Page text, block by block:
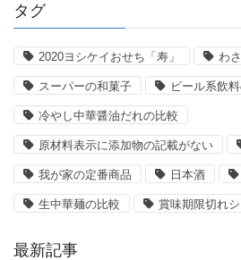
タグ
2020ヨシケイおせち「寿」 わ
スーパーの和菓子 ビール系飲
冷やし中華醤油だれの比較
原材料表示に添加物の記載がない
我が家の定番商品 日本酒
生中華麺の比較 賞味期限切れ
最新記事